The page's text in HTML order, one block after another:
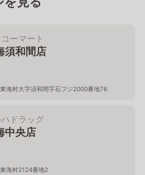
ーマート
須和間店
海村大字須和間字石フジ2000番地76
ドラッグ
中央店
海村2124番地2